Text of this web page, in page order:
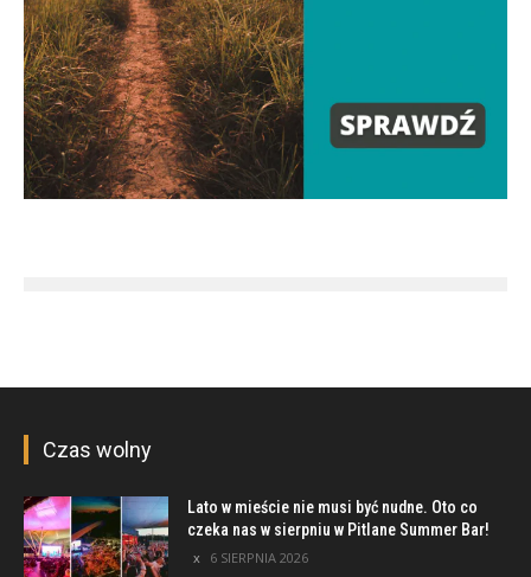
Czas wolny
Lato w mieście nie musi być nudne. Oto co
czeka nas w sierpniu w Pitlane Summer Bar!
6 SIERPNIA 2026